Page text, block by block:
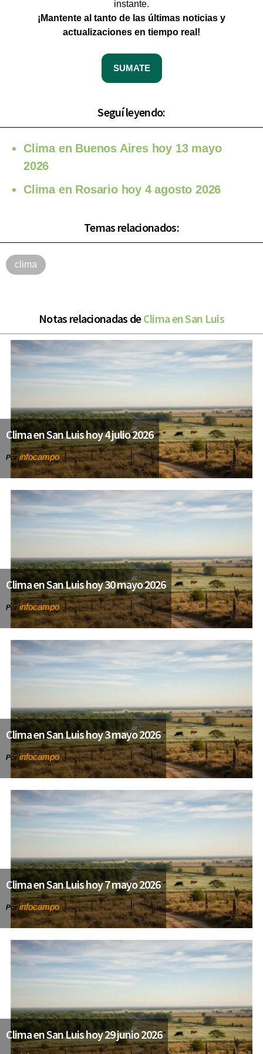
instante.
¡Mantente al tanto de las últimas noticias y
actualizaciones en tiempo real!
SUMATE
Seguí leyendo:
Clima en Buenos Aires hoy 13 mayo
2026
Clima en Rosario hoy 4 agosto 2026
Temas relacionados:
clima
Notas relacionadas deClima en San Luis
Clima en San Luis hoy 4 julio 2026
Porinfocampo
Clima en San Luis hoy 30 mayo 2026
Porinfocampo
Clima en San Luis hoy 3 mayo 2026
Porinfocampo
Clima en San Luis hoy 7 mayo 2026
Porinfocampo
Clima en San Luis hoy 29 junio 2026